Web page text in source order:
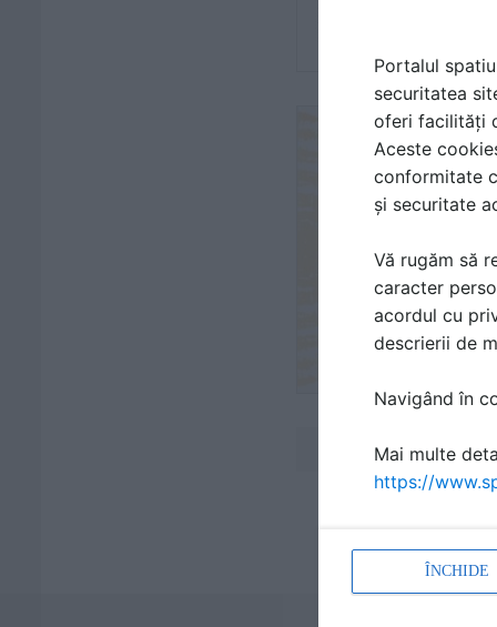
Portalul
securitatea
oferi facilități
Aceste
conformitate
și securitate
Vă rugăm să
caracter
acordul cu
descrierii de
Navigând în
Mai multe
https://
ÎNCHIDE